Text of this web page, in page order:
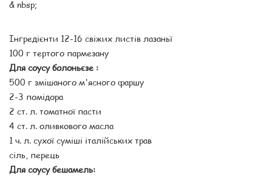
& nbsp;
Інгредієнти 12-16 свіжих листів лазаньї
100 г тертого пармезану
Для соусу болоньєзе :
500 г змішаного м'ясного фаршу
2-3 помідора
2 ст. л. томатної пасти
4 ст. л. оливкового масла
1 ч. л. сухої суміші італійських трав
сіль, перець
Для соусу бешамель: